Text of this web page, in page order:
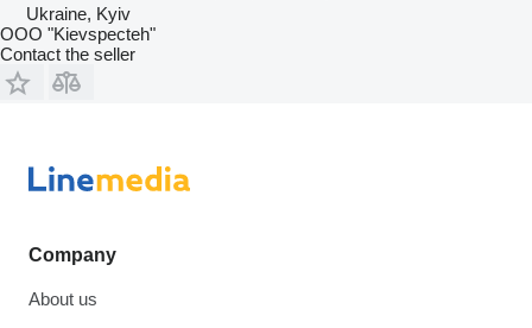
Ukraine, Kyiv
OOO "Kievspecteh"
Contact the seller
Company
About us